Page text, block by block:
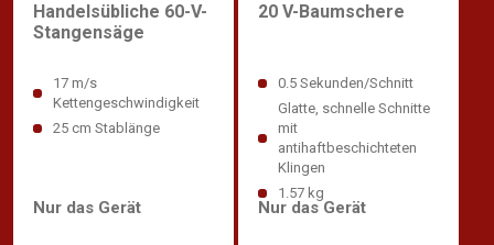
Handelsübliche 60-V-
Stangensäge
17 m/s
Kettengeschwindigkeit
25 cm Stablänge
Nur das Gerät
20 V-Baumschere
0.5 Sekunden/Schnitt
Glatte, schnelle Schnitte
mit
antihaftbeschichteten
Klingen
1.57 kg
Nur das Gerät